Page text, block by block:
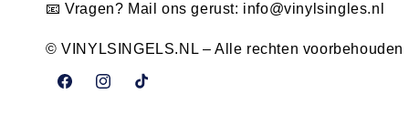
📧 Vragen? Mail ons gerust: info@vinylsingles.nl
© VINYLSINGELS.NL – Alle rechten voorbehouden
FacebookInstagramTikTok